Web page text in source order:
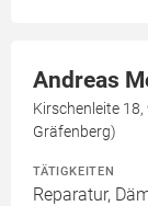
Andreas
Kirschenleite
Gräfenberg)
TÄTIGKEITEN
Reparatur,